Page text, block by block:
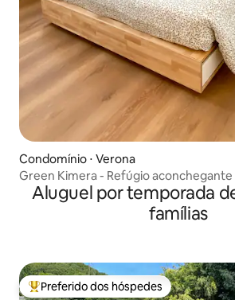
Condomínio ⋅ Verona
Green Kimera - Refúgio
Verona
Aluguel por temporada
famílias
Entre os melhores preferidos dos
Preferido dos hóspedes